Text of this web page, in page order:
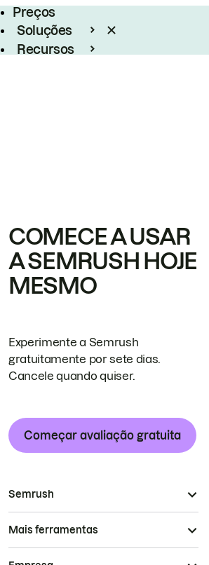
Preços
Soluções
Recursos
COMECE A USAR
A SEMRUSH HOJE
MESMO
Experimente a Semrush
gratuitamente por sete dias.
Cancele quando quiser.
Começar avaliação gratuita
Semrush
Mais ferramentas